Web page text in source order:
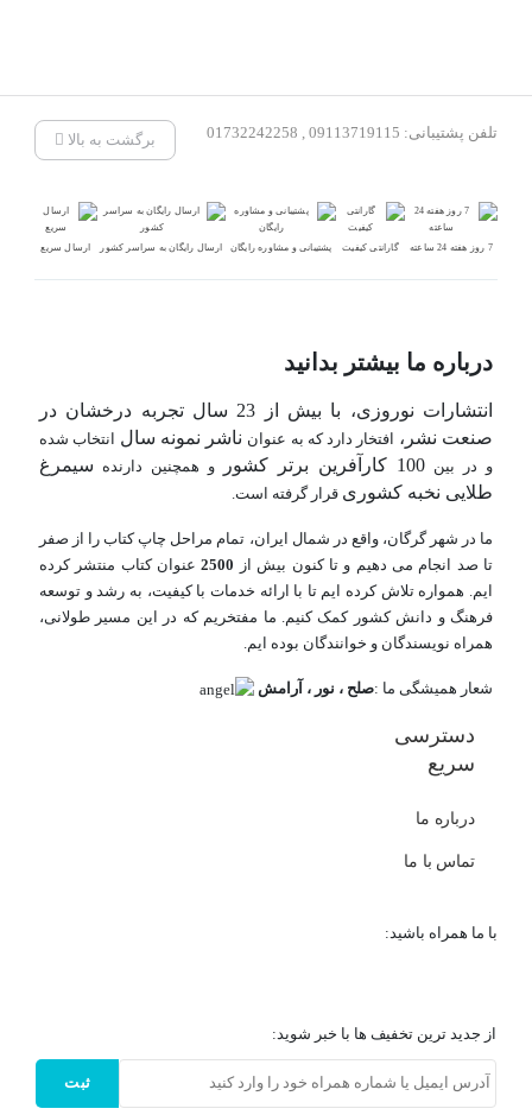
تلفن پشتیبانی: 09113719115 , 01732242258 برگشت به بالا
7 روز هفته 24 ساعته گارانتی کیفیت پشتیبانی و مشاوره رایگان ارسال رایگان به سراسر کشور ارسال سریع
درباره ما بیشتر بدانید
انتشارات نوروزی، با بیش از 23 سال تجربه درخشان در
صنعت نشر، افتخار دارد که به عنوان ناشر نمونه سال انتخاب شده
و در بین 100 کارآفرین برتر کشور و همچنین دارنده سیمرغ
طلایی نخبه کشوری قرار گرفته است.
ما در شهر گرگان، واقع در شمال ایران، تمام مراحل چاپ کتاب را از صفر
تا صد انجام می دهیم و تا کنون بیش از
عنوان کتاب منتشر کرده
ایم. همواره تلاش کرده ایم تا با ارائه خدمات با کیفیت، به رشد و توسعه
فرهنگ و دانش کشور کمک کنیم. ما مفتخریم که در این مسیر طولانی،
همراه نویسندگان و خوانندگان بوده ایم.
شعار همیشگی ما :صلح ، نور ، آرامش
دسترسی
سریع
درباره ما
تماس با ما
با ما همراه باشید:
از جدید ترین تخفیف ها با خبر شوید:
ثبت